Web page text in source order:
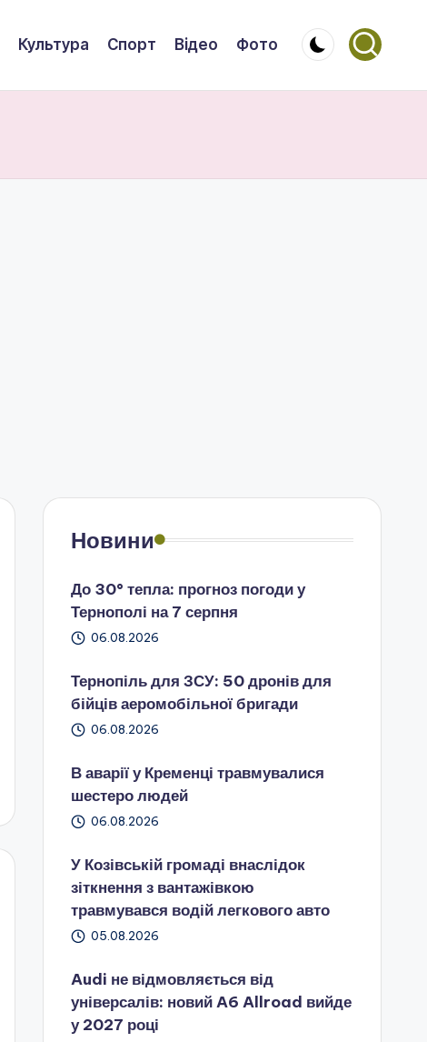
Культура Спорт Відео Фото
Новини
До 30° тепла: прогноз погоди у
Тернополі на 7 серпня
06.08.2026
Тернопіль для ЗСУ: 50 дронів для
бійців аеромобільної бригади
06.08.2026
В аварії у Кременці травмувалися
шестеро людей
06.08.2026
У Козівській громаді внаслідок
зіткнення з вантажівкою
травмувався водій легкового авто
05.08.2026
Audi не відмовляється від
універсалів: новий A6 Allroad вийде
у 2027 році